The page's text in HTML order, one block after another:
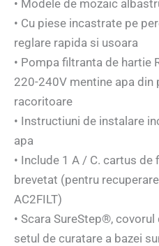
• Modele de mozaic
• Cu piese incastrate pe
reglare rapida si usoara
• Pompa filtranta de hartie
220-240V mentine apa din
racoritoare
• Instructiuni de instalare
apa
• Include 1 A / C. cartus
brevetat (pentru
AC2FILT)
• Scara SureStep®,
setul de curatare a bazei